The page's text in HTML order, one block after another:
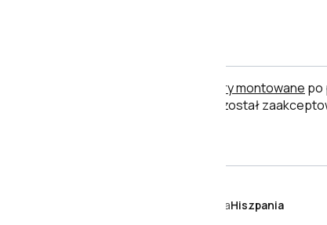
Płytki ceramiczne i inne towary montowane po
po jego użyciu uznaje się, że został
Kraj pochodzeniaHiszpania